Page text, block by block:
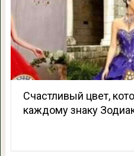
Счастливый цвет,
каждому знаку